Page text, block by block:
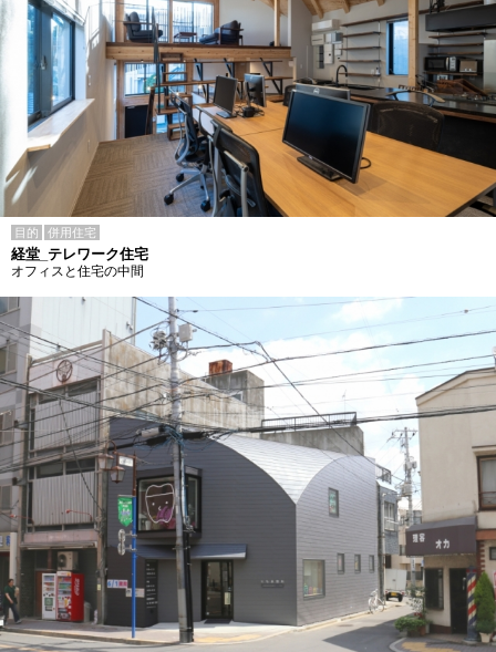
目的 併用住宅
経堂_テレワーク住宅
オフィスと住宅の中間